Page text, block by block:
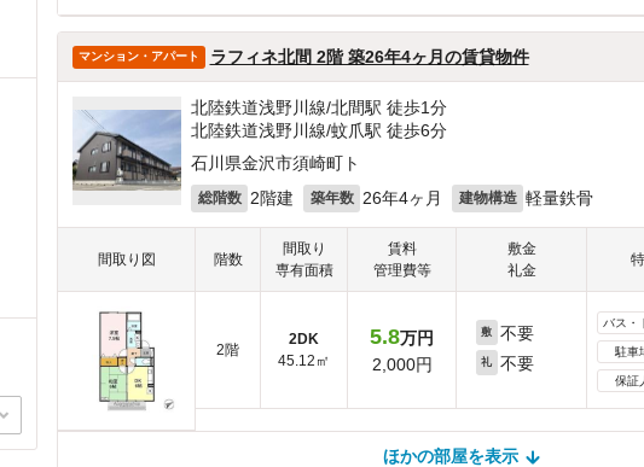
ほかの部屋は見つかりませんでした
マンション・アパート ラフィネ北間 2階 築26年4ヶ月の賃貸物件
北陸鉄道浅野川線/北間駅 徒歩1分
北陸鉄道浅野川線/蚊爪駅 徒歩6分
石川県金沢市須崎町ト
総階数 2階建 築年数 26年4ヶ月 建物構造 軽量鉄骨
間取り図 階数
間取り
専有面積
賃料
管理費等
敷金
礼金
2階
2DK
45.12㎡
5.8万円
2,000円
敷 不要
礼 不要
バス・
駐車
保証
ほかの部屋を表示